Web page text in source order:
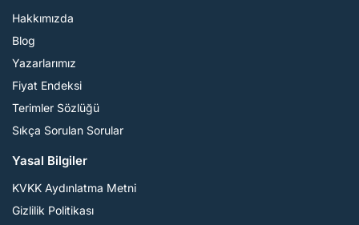
Hakkımızda
Blog
Yazarlarımız
Fiyat Endeksi
Terimler Sözlüğü
Sıkça Sorulan Sorular
Yasal Bilgiler
KVKK Aydınlatma Metni
Gizlilik Politikası